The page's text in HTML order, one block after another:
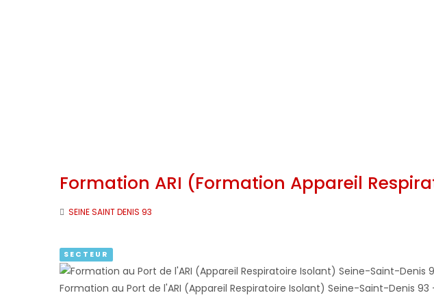
Formation ARI (Formation Appareil
SEINE SAINT DENIS 93
SECTEUR
Formation au Port de l'ARI (Appareil Respiratoire Isolant) Seine-Saint-Denis